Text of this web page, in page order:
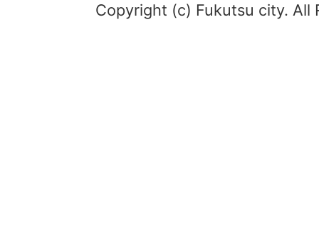
Copyright (c) Fukutsu city. All